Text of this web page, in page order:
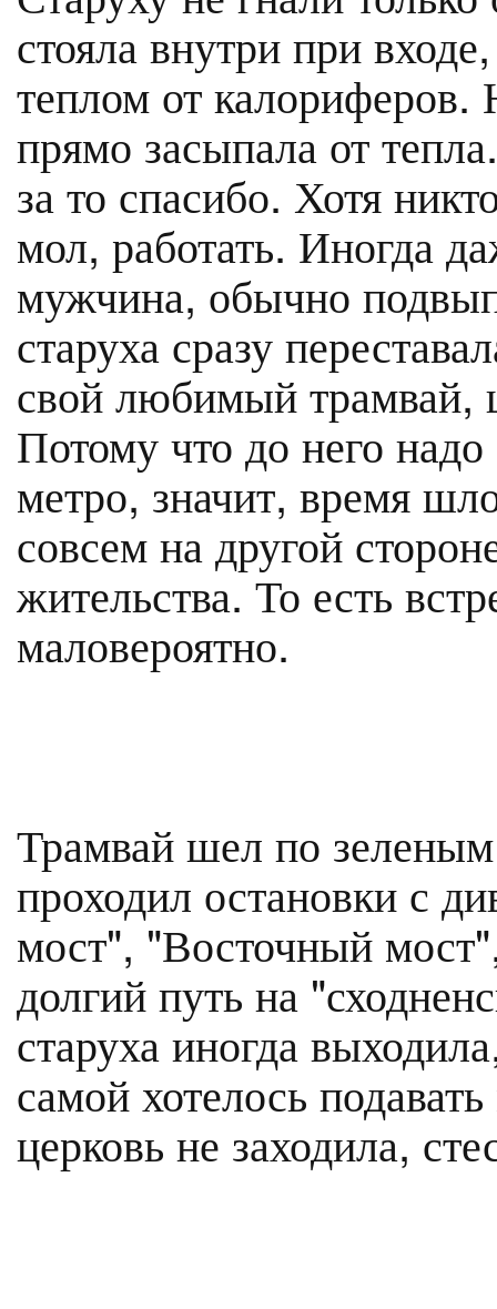
стояла внутри при
теплом от
прямо засыпала от
за то спасибо. Хотя
мол, работать. Иногда
мужчина, обычно
старуха сразу
свой любимый
Потому что до него
метро, значит, время
совсем на другой
жительства. То есть
маловероятно.
Трамвай шел по
проходил остановки с
мост", "Восточный
долгий путь на
старуха иногда
самой хотелось
церковь не заходила,